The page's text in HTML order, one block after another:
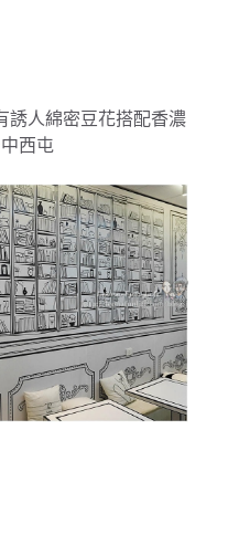
誘人綿密豆花搭配香濃
西屯